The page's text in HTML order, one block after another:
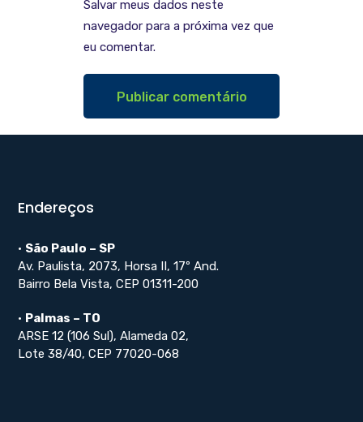
Salvar meus dados neste
navegador para a próxima vez que
eu comentar.
Endereços
• São Paulo – SP
Av. Paulista, 2073, Horsa II, 17º And.
Bairro Bela Vista, CEP 01311-200
• Palmas – TO
ARSE 12 (106 Sul), Alameda 02,
Lote 38/40, CEP 77020-068